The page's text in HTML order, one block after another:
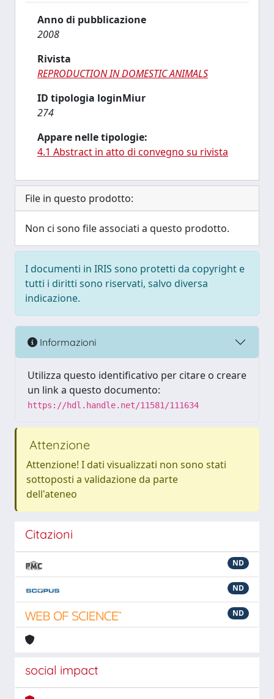
Anno di pubblicazione
2008
Rivista
REPRODUCTION IN DOMESTIC ANIMALS
ID tipologia loginMiur
274
Appare nelle tipologie:
4.1 Abstract in atto di convegno su rivista
File in questo prodotto:
Non ci sono file associati a questo prodotto.
I documenti in IRIS sono protetti da copyright e
tutti i diritti sono riservati, salvo diversa
indicazione.
Informazioni
Utilizza questo identificativo per citare o creare
un link a questo documento:
https://hdl.handle.net/11581/111634
Attenzione
Attenzione! I dati visualizzati non sono stati
sottoposti a validazione da parte
dell'ateneo
Citazioni
ND
ND
ND
social impact